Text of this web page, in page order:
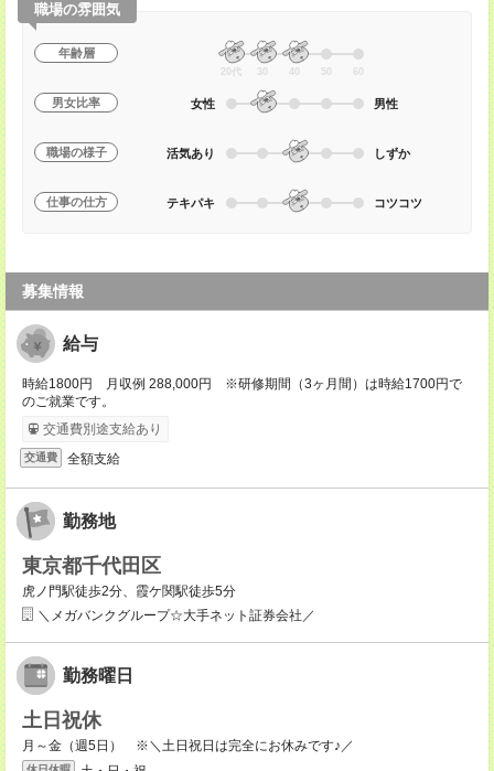
職場の雰囲気
年齢層
20代 30 40 50 60
男女比率 女性 男性
職場の様子 活気あり しずか
仕事の仕方 テキパキ コツコツ
募集情報
給与
時給1800円 月収例 288,000円 ※研修期間（3ヶ月間）は時給1700円で
のご就業です。
交通費別途支給あり
交通費 全額支給
勤務地
東京都千代田区
虎ノ門駅徒歩2分、霞ケ関駅徒歩5分
＼メガバンクグループ☆大手ネット証券会社／
勤務曜日
土日祝休
月～金（週5日） ※＼土日祝日は完全にお休みです♪／